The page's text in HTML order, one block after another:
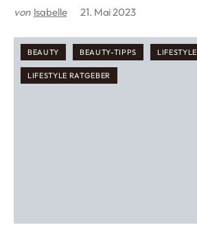
von Isabelle 21. Mai 2023
BEAUTY BEAUTY-TIPPS LIFESTYLE
LIFESTYLE RATGEBER